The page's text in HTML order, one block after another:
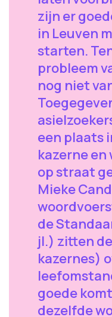
zijn er
in Leuven
starten.
probleem
nog niet
een plaats
kazerne
op straat
Mieke
de
jl.) zitten
kazernes)
goede
dezelfde